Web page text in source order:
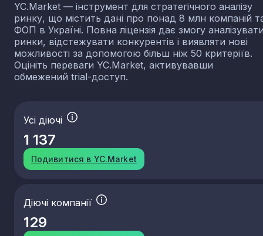
YC.Market — інструмент для стратегічного аналізу
ринку, що містить дані про понад 8 млн компаній
ФОП в Україні. Повна ліцензія дає змогу
ринки, відстежувати конкурентів і виявляти нові
можливості за допомогою більш ніж 50 критеріїв.
Оцініть переваги YC.Market, активувавши
обмежений trial-доступ.
Усі діючі
1 137
Подивитися в YC.Market
Діючі компанії
129